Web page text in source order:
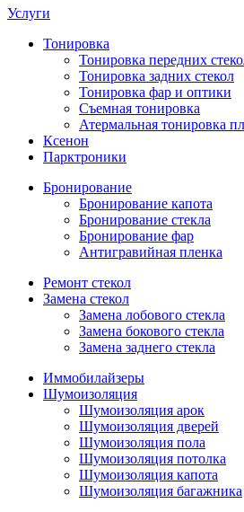
Услуги
Тонировка
Тонировка передних
Тонировка задних стекол
Тонировка фар и оптики
Съемная тонировка
Атермальная тонировка
Ксенон
Парктроники
Бронирование
Бронирование капота
Бронирование стекла
Бронирование фар
Антигравийная пленка
Ремонт стекол
Замена стекол
Замена лобового стекла
Замена бокового стекла
Замена заднего стекла
Иммобилайзеры
Шумоизоляция
Шумоизоляция арок
Шумоизоляция дверей
Шумоизоляция пола
Шумоизоляция потолка
Шумоизоляция капота
Шумоизоляция багажника